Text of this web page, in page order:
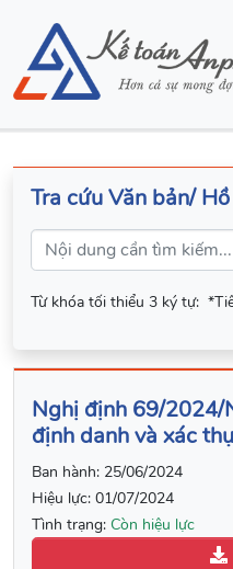
Tra cứu Văn bản/
Từ khóa tối thiểu 3 ký tự:
Nghị định 69/
định danh và xác
Ban hành: 25/06/2024
Hiệu lực: 01/07/2024
Tình trạng: Còn hiệu lực